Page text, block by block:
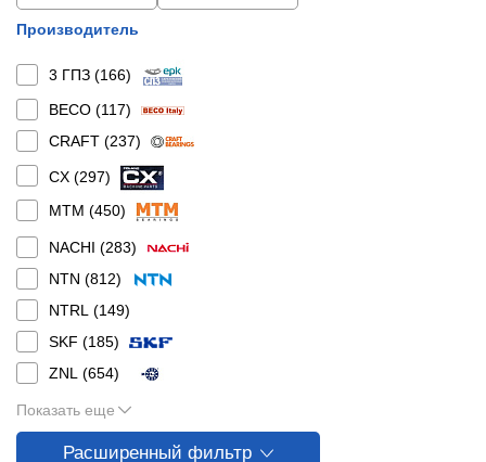
Производитель
3 ГПЗ (166)
BECO (117)
CRAFT (237)
CX (297)
MTM (450)
NACHI (283)
NTN (812)
NTRL (149)
SKF (185)
ZNL (654)
Показать еще
Расширенный фильтр